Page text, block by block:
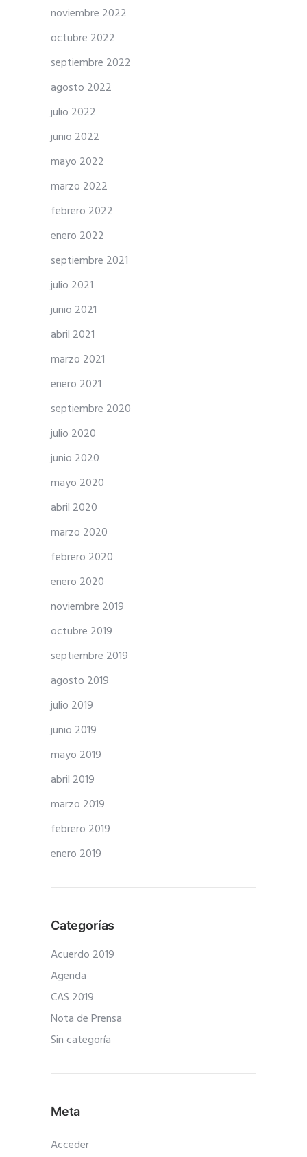
noviembre 2022
octubre 2022
septiembre 2022
agosto 2022
julio 2022
junio 2022
mayo 2022
marzo 2022
febrero 2022
enero 2022
septiembre 2021
julio 2021
junio 2021
abril 2021
marzo 2021
enero 2021
septiembre 2020
julio 2020
junio 2020
mayo 2020
abril 2020
marzo 2020
febrero 2020
enero 2020
noviembre 2019
octubre 2019
septiembre 2019
agosto 2019
julio 2019
junio 2019
mayo 2019
abril 2019
marzo 2019
febrero 2019
enero 2019
Categorías
Acuerdo 2019
Agenda
CAS 2019
Nota de Prensa
Sin categoría
Meta
Acceder